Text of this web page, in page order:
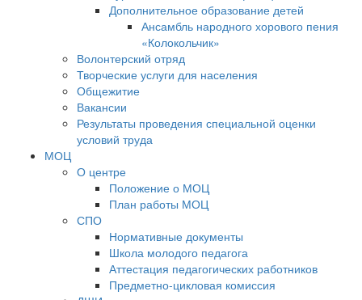
Дополнительное образование детей
Ансамбль народного хорового пения
«Колокольчик»
Волонтерский отряд
Творческие услуги для населения
Общежитие
Вакансии
Результаты проведения специальной оценки
условий труда
МОЦ
О центре
Положение о МОЦ
План работы МОЦ
СПО
Нормативные документы
Школа молодого педагога
Аттестация педагогических работников
Предметно-цикловая комиссия